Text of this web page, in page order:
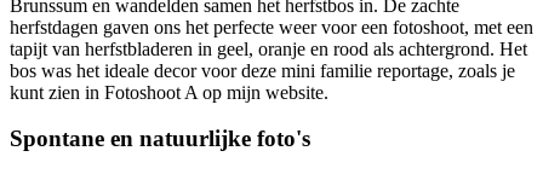
Brunssum en wandelden samen het herfstbos in. De zachte
herfstdagen gaven ons het perfecte weer voor een fotoshoot, met een
tapijt van herfstbladeren in geel, oranje en rood als achtergrond. Het
bos was het ideale decor voor deze mini familie reportage, zoals je
kunt zien in Fotoshoot A op mijn website.
Spontane en natuurlijke foto's